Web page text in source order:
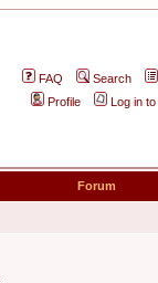
FAQ
Search
Profile
Log in
Forum